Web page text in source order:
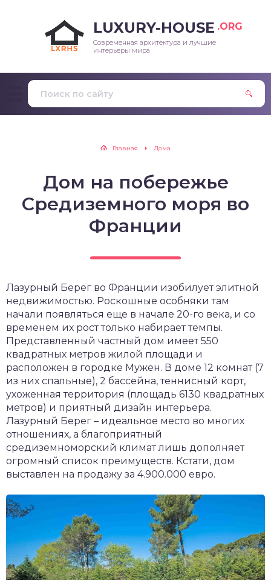
LUXURY-HOUSE .ORG
Современная архитектура и лучшие
интерьеры мира
Главная Дома
Дом на побережье
Средиземного моря во
Франции
Лазурный Берег во Франции изобилует элитной
недвижимостью. Роскошные особняки там
начали появляться еще в начале 20-го века, и со
временем их рост только набирает темпы.
Представленный частный дом имеет 550
квадратных метров жилой площади и
расположен в городке Мужен. В доме 12 комнат (7
из них спальные), 2 бассейна, теннисный корт,
ухоженная территория (площадь 6130 квадратных
метров) и приятный дизайн интерьера.
Лазурный Берег – идеальное место во многих
отношениях, а благоприятный
средиземноморский климат лишь дополняет
огромный список преимуществ. Кстати, дом
выставлен на продажу за 4.900.000 евро.